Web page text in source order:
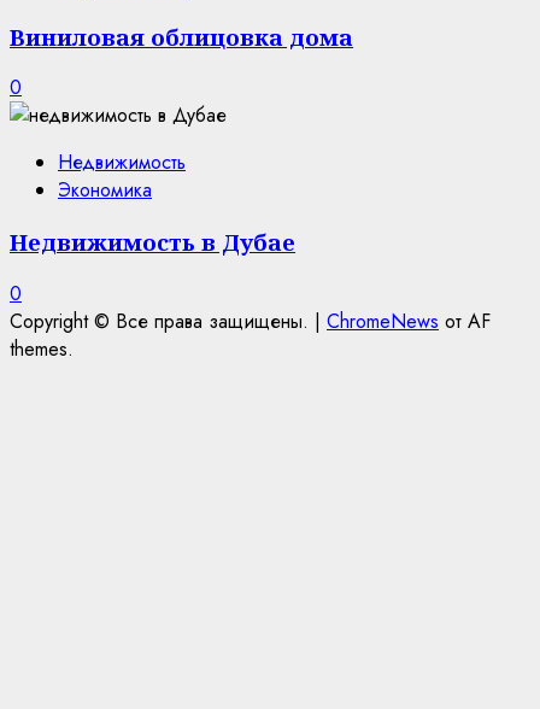
Виниловая облицовка дома
0
Недвижимость
Экономика
Недвижимость в Дубае
0
Copyright © Все права защищены. | ChromeNews от AF
themes.